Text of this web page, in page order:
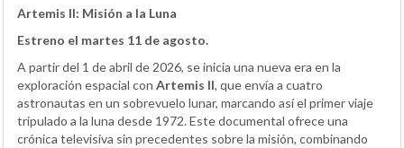
Artemis II: Misión a la Luna
Estreno el martes 11 de agosto.
A partir del 1 de abril de 2026, se inicia una nueva era en la
exploración espacial con Artemis II, que envía a cuatro
astronautas en un sobrevuelo lunar, marcando así el primer viaje
tripulado a la luna desde 1972. Este documental ofrece una
crónica televisiva sin precedentes sobre la misión, combinando